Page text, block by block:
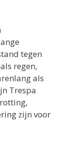
tegen
regen,
als
Trespa
zijn voor